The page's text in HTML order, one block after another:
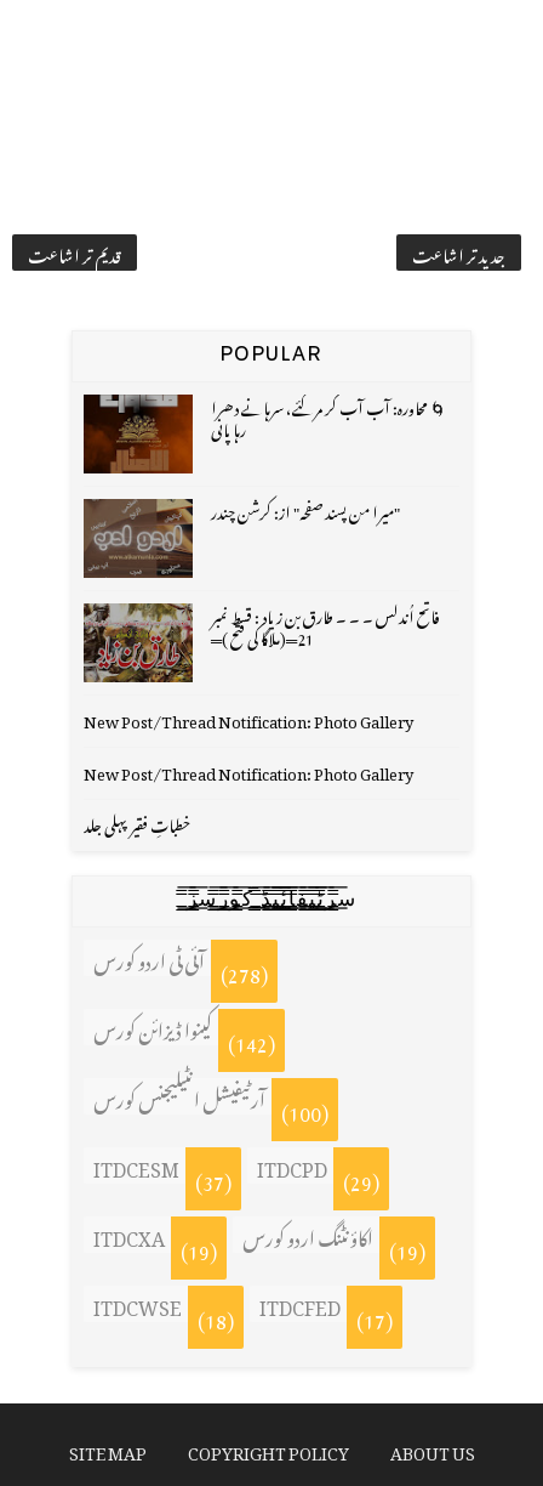
جدید تر اشاعت قدیم تر اشاعت
POPULAR
🌀 محاورہ: آب آب کر مر گئے، سرہانے دھرا
رہا پانی
"میرا من پسند صفحہ" از: کرشن چندر
فاتح اُندلس ۔ ۔ ۔ طارق بن زیاد : قسط نمبر
21═(ملاگا کی فتح )═
New Post/Thread Notification: Photo Gallery
New Post/Thread Notification: Photo Gallery
خطباتِ فقیر پہلی جلد
س̳̿͟͞ر̳̿͟͞ٹ̳̿͟͞ی̳̿͟͞ف̳̿͟͞ا̳̿͟͞ي̳̳̿ٔ̿͟͟͞͞ی̳̿͟͞ڈ̳̿͟͞ ̳̿͟͞ک̳̿͟͞و̳̿͟͞ر̳̿͟͞س̳̿͟͞ز̳̿͟͞
آئی ٹی اردو کورس (278)
کینوا ڈیزائن کورس (142)
آرٹیفیشل انٹیلیجنس کورس (100)
ITDCESM (37) ITDCPD (29)
ITDCXA (19) اکاؤنٹنگ اردو کورس (19)
ITDCWSE (18) ITDCFED (17)
ABOUT US
COPYRIGHT POLICY
SITE MAP